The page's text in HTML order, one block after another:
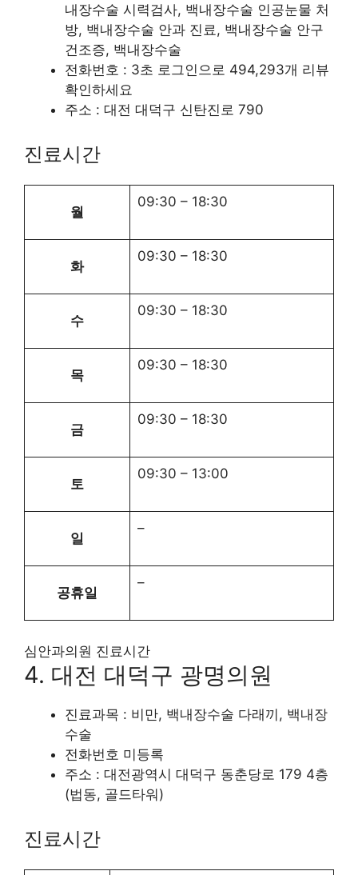
내장수술 시력검사, 백내장수술 인공눈물 처
방, 백내장수술 안과 진료, 백내장수술 안구
건조증, 백내장수술
전화번호 : 3초 로그인으로 494,293개 리뷰
확인하세요
주소 : 대전 대덕구 신탄진로 790
진료시간
월
09:30 – 18:30
화
09:30 – 18:30
수
09:30 – 18:30
목
09:30 – 18:30
금
09:30 – 18:30
토
09:30 – 13:00
일
–
공휴일
–
심안과의원 진료시간
4. 대전 대덕구 광명의원
진료과목 : 비만, 백내장수술 다래끼, 백내장
수술
전화번호 미등록
주소 : 대전광역시 대덕구 동춘당로 179 4층
(법동, 골드타워)
진료시간